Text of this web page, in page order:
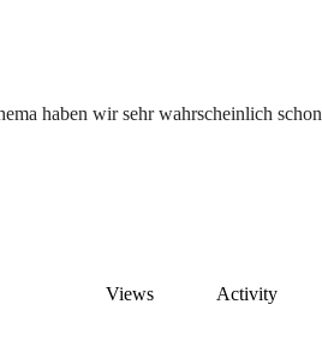
haben wir sehr wahrscheinlich schon
Views Activity